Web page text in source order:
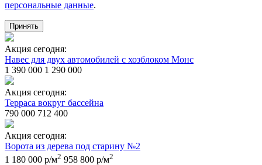
персональные данные.
Принять
Акция сегодня:
Навес для двух автомобилей с хозблоком Монс
1 390 000 1 290 000
Акция сегодня:
Терраса вокруг бассейна
790 000 712 400
Акция сегодня:
Ворота из дерева под старину №2
1 180 000 р/м2 958 800 р/м2